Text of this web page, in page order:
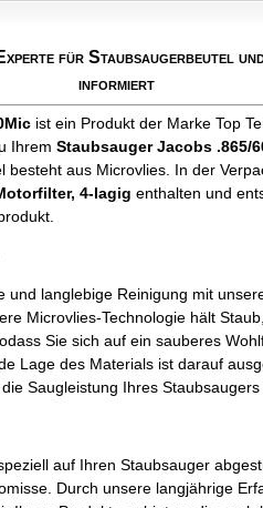
für Staubsaugerbeutel
informiert
ist ein Produkt der Marke Top
IhremStaubsauger Jacobs .865/
besteht aus Microvlies. In der
4-lagig enthalten und
und langlebige Reinigung mit
Microvlies-Technologie hält
Sie sich auf ein sauberes
Lage des Materials ist darauf
Saugleistung Ihres
auf Ihren Staubsauger
Durch unsere langjährige